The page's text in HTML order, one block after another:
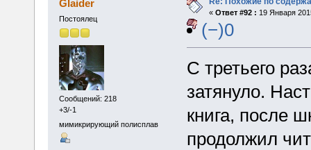
Glaider
Постоялец
Сообщений: 218
+3/-1
мимикрирующий полисплав
« Ответ #92 : 19 Января
(−)0
С третьего
затянуло.
книга, после
продолжил